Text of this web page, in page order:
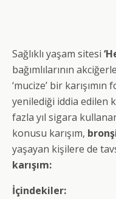
Sağlıklı yaşam sitesi
bağımlılarının
‘mucize’ bir
yenilediği iddia edilen
fazla yıl sigara
konusu karışım,
yaşayan kişilere de
karışım:
İçindekiler: